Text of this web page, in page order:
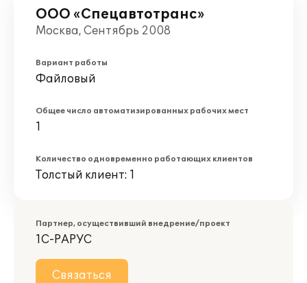
ООО «Спецавтотранс»
Москва, Сентябрь 2008
Вариант работы
Файловый
Общее число автоматизированных рабочих мест
1
Количество одновременно работающих клиентов
Толстый клиент: 1
Партнер, осуществивший внедрение/проект
1С-РАРУС
Связаться